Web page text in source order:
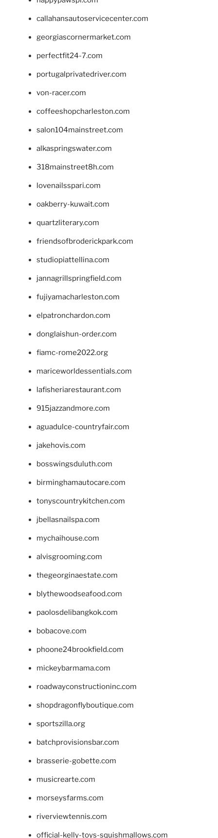
callahansautoservicecenter.com
georgiascornermarket.com
perfectfit24-7.com
portugalprivatedriver.com
von-racer.com
coffeeshopcharleston.com
salon104mainstreet.com
alkaspringswater.com
318mainstreet8h.com
lovenailsspari.com
oakberry-kuwait.com
quartzliterary.com
friendsofbroderickpark.com
studiopiattellina.com
jannagrillspringfield.com
fujiyamacharleston.com
elpatronchardon.com
donglaishun-order.com
fiamc-rome2022.org
mariceworldessentials.com
lafisheriarestaurant.com
915jazzandmore.com
aguadulce-countryfair.com
jakehovis.com
bosswingsduluth.com
birminghamautocare.com
tonyscountrykitchen.com
jbellasnailspa.com
mychaihouse.com
alvisgrooming.com
thegeorginaestate.com
blythewoodseafood.com
paolosdelibangkok.com
bobacove.com
phoone24brookfield.com
mickeybarmama.com
roadwayconstructioninc.com
shopdragonflyboutique.com
sportszilla.org
batchprovisionsbar.com
brasserie-gobette.com
musicrearte.com
morseysfarms.com
riverviewtennis.com
official-kelly-toys-squishmallows.com